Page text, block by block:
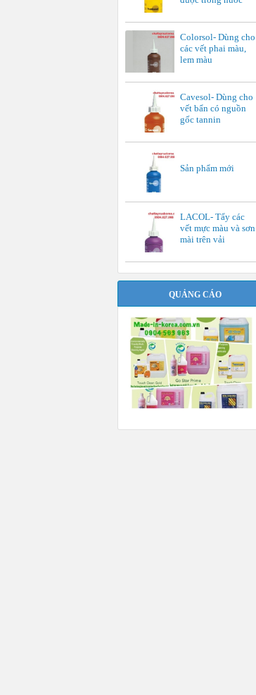
Colorsol- Dùng cho
các vết phai màu,
lem màu
Cavesol- Dùng cho
vết bẩn có nguồn
gốc tannin
Sản phẩm mới
LACOL- Tẩy các
vết mực màu và sơn
mài trên vải
QUẢNG CÁO